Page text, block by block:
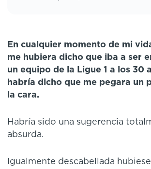
En cualquier momento de mi
me hubiera dicho que iba a ser
un equipo de la Ligue 1 a los 30
habría dicho que me pegara un
la cara.
Habría sido una sugerencia
absurda.
Igualmente descabellada